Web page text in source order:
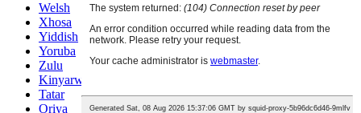
Welsh
Xhosa
Yiddish
Yoruba
Zulu
Kinyarwanda
Tatar
Oriya